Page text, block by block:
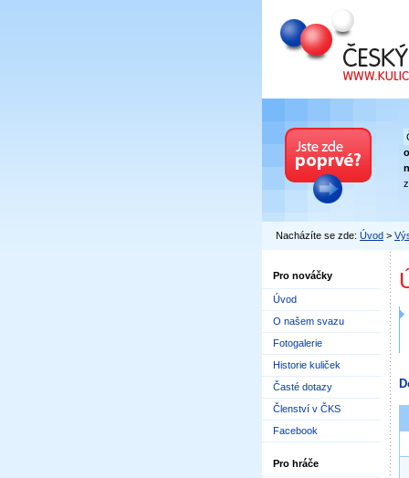
Český kuličkový
Nacházíte se zde: Úvod >
Pro nováčky
Úvod
O našem svazu
Fotogalerie
Historie kuliček
Časté dotazy
Členství v ČKS
Facebook
Pro hráče